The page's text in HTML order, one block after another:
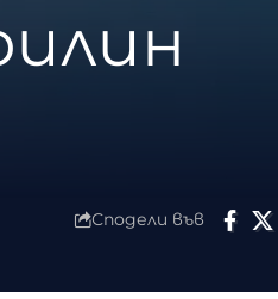
Сподели във